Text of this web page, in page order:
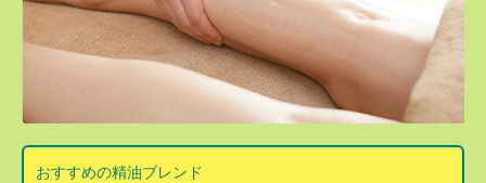
おすすめの精油ブレンド